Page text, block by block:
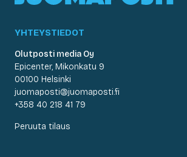
YHTEYSTIEDOT
Olutposti media Oy
Epicenter, Mikonkatu 9
00100 Helsinki
juomaposti@juomaposti.fi
+358 40 218 41 79
Peruuta tilaus